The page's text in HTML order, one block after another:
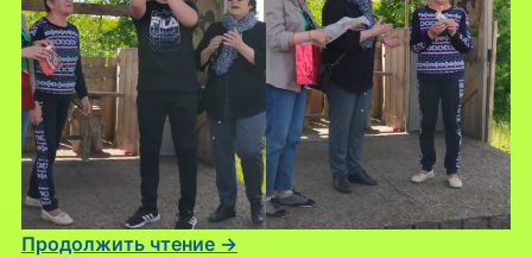
Продолжить чтение →